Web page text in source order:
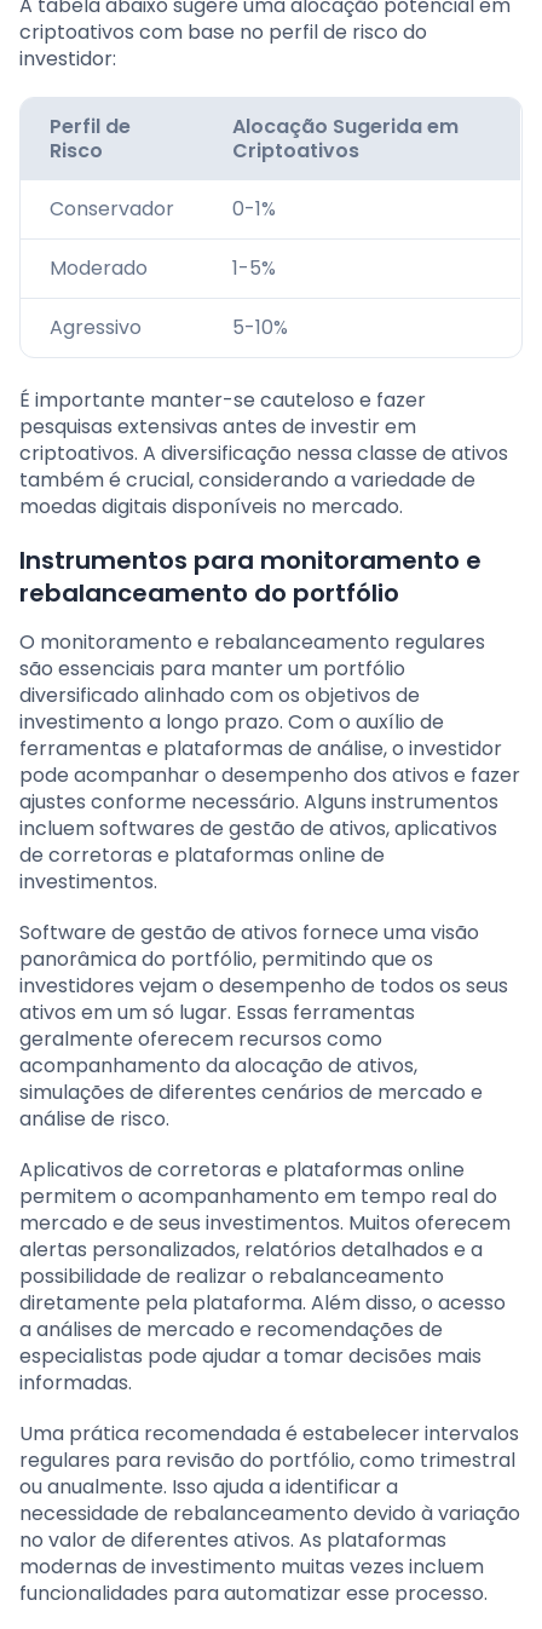
A tabela abaixo sugere uma alocação potencial em
criptoativos com base no perfil de risco do
investidor:
Perfil de
Risco
Alocação Sugerida em
Criptoativos
Conservador 0-1%
Moderado 1-5%
Agressivo 5-10%
É importante manter-se cauteloso e fazer
pesquisas extensivas antes de investir em
criptoativos. A diversificação nessa classe de ativos
também é crucial, considerando a variedade de
moedas digitais disponíveis no mercado.
Instrumentos para monitoramento e
rebalanceamento do portfólio
O monitoramento e rebalanceamento regulares
são essenciais para manter um portfólio
diversificado alinhado com os objetivos de
investimento a longo prazo. Com o auxílio de
ferramentas e plataformas de análise, o investidor
pode acompanhar o desempenho dos ativos e fazer
ajustes conforme necessário. Alguns instrumentos
incluem softwares de gestão de ativos, aplicativos
de corretoras e plataformas online de
investimentos.
Software de gestão de ativos fornece uma visão
panorâmica do portfólio, permitindo que os
investidores vejam o desempenho de todos os seus
ativos em um só lugar. Essas ferramentas
geralmente oferecem recursos como
acompanhamento da alocação de ativos,
simulações de diferentes cenários de mercado e
análise de risco.
Aplicativos de corretoras e plataformas online
permitem o acompanhamento em tempo real do
mercado e de seus investimentos. Muitos oferecem
alertas personalizados, relatórios detalhados e a
possibilidade de realizar o rebalanceamento
diretamente pela plataforma. Além disso, o acesso
a análises de mercado e recomendações de
especialistas pode ajudar a tomar decisões mais
informadas.
Uma prática recomendada é estabelecer intervalos
regulares para revisão do portfólio, como trimestral
ou anualmente. Isso ajuda a identificar a
necessidade de rebalanceamento devido à variação
no valor de diferentes ativos. As plataformas
modernas de investimento muitas vezes incluem
funcionalidades para automatizar esse processo.